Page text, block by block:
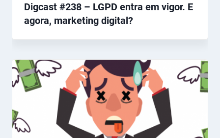
Digcast #238 – LGPD entra em vigor. E
agora, marketing digital?